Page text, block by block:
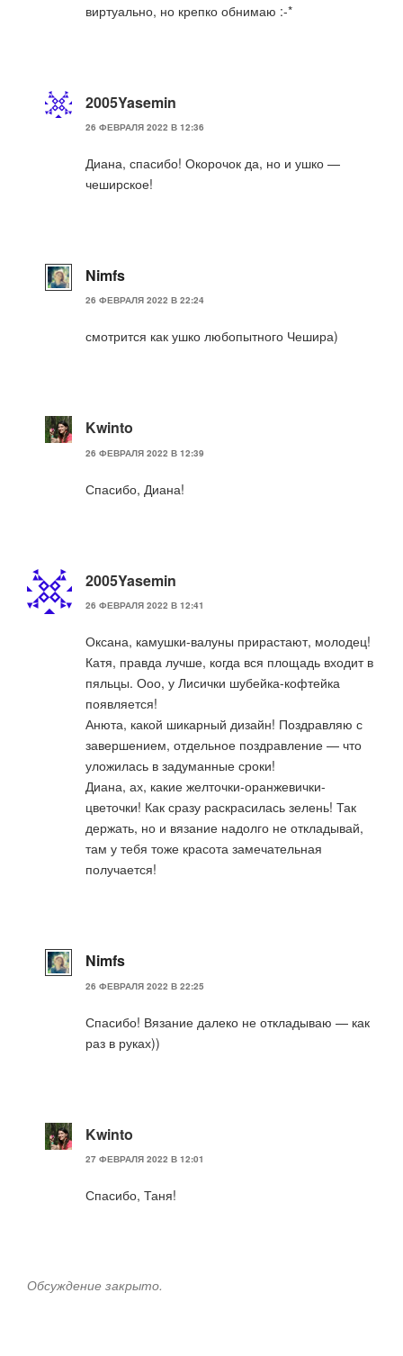
виртуально, но крепко обнимаю :-*
2005Yasemin
26 ФЕВРАЛЯ 2022 В 12:36
Диана, спасибо! Окорочок да, но и ушко —
чеширское!
Nimfs
26 ФЕВРАЛЯ 2022 В 22:24
смотрится как ушко любопытного Чешира)
Kwinto
26 ФЕВРАЛЯ 2022 В 12:39
Спасибо, Диана!
2005Yasemin
26 ФЕВРАЛЯ 2022 В 12:41
Оксана, камушки-валуны прирастают, молодец!
Катя, правда лучше, когда вся площадь входит в
пяльцы. Ооо, у Лисички шубейка-кофтейка
появляется!
Анюта, какой шикарный дизайн! Поздравляю с
завершением, отдельное поздравление — что
уложилась в задуманные сроки!
Диана, ах, какие желточки-оранжевички-
цветочки! Как сразу раскрасилась зелень! Так
держать, но и вязание надолго не откладывай,
там у тебя тоже красота замечательная
получается!
Nimfs
26 ФЕВРАЛЯ 2022 В 22:25
Спасибо! Вязание далеко не откладываю — как
раз в руках))
Kwinto
27 ФЕВРАЛЯ 2022 В 12:01
Спасибо, Таня!
Обсуждение закрыто.